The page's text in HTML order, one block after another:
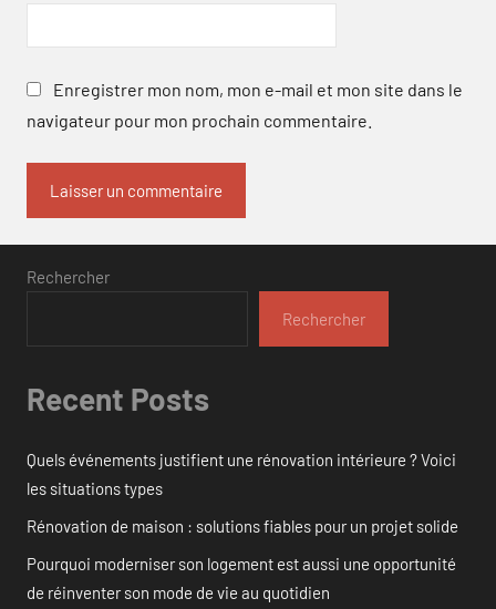
Enregistrer mon nom, mon e-mail et mon site dans le
navigateur pour mon prochain commentaire.
Rechercher
Rechercher
Recent Posts
Quels événements justifient une rénovation intérieure ? Voici
les situations types
Rénovation de maison : solutions fiables pour un projet solide
Pourquoi moderniser son logement est aussi une opportunité
de réinventer son mode de vie au quotidien